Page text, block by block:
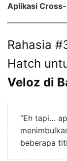
Aplikasi
Rahasia
Hatch
Veloz di
“Eh tapi…
beberapa